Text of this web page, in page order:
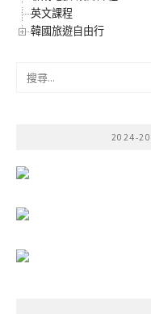
英文課程
韓國旅遊自由行
2024-